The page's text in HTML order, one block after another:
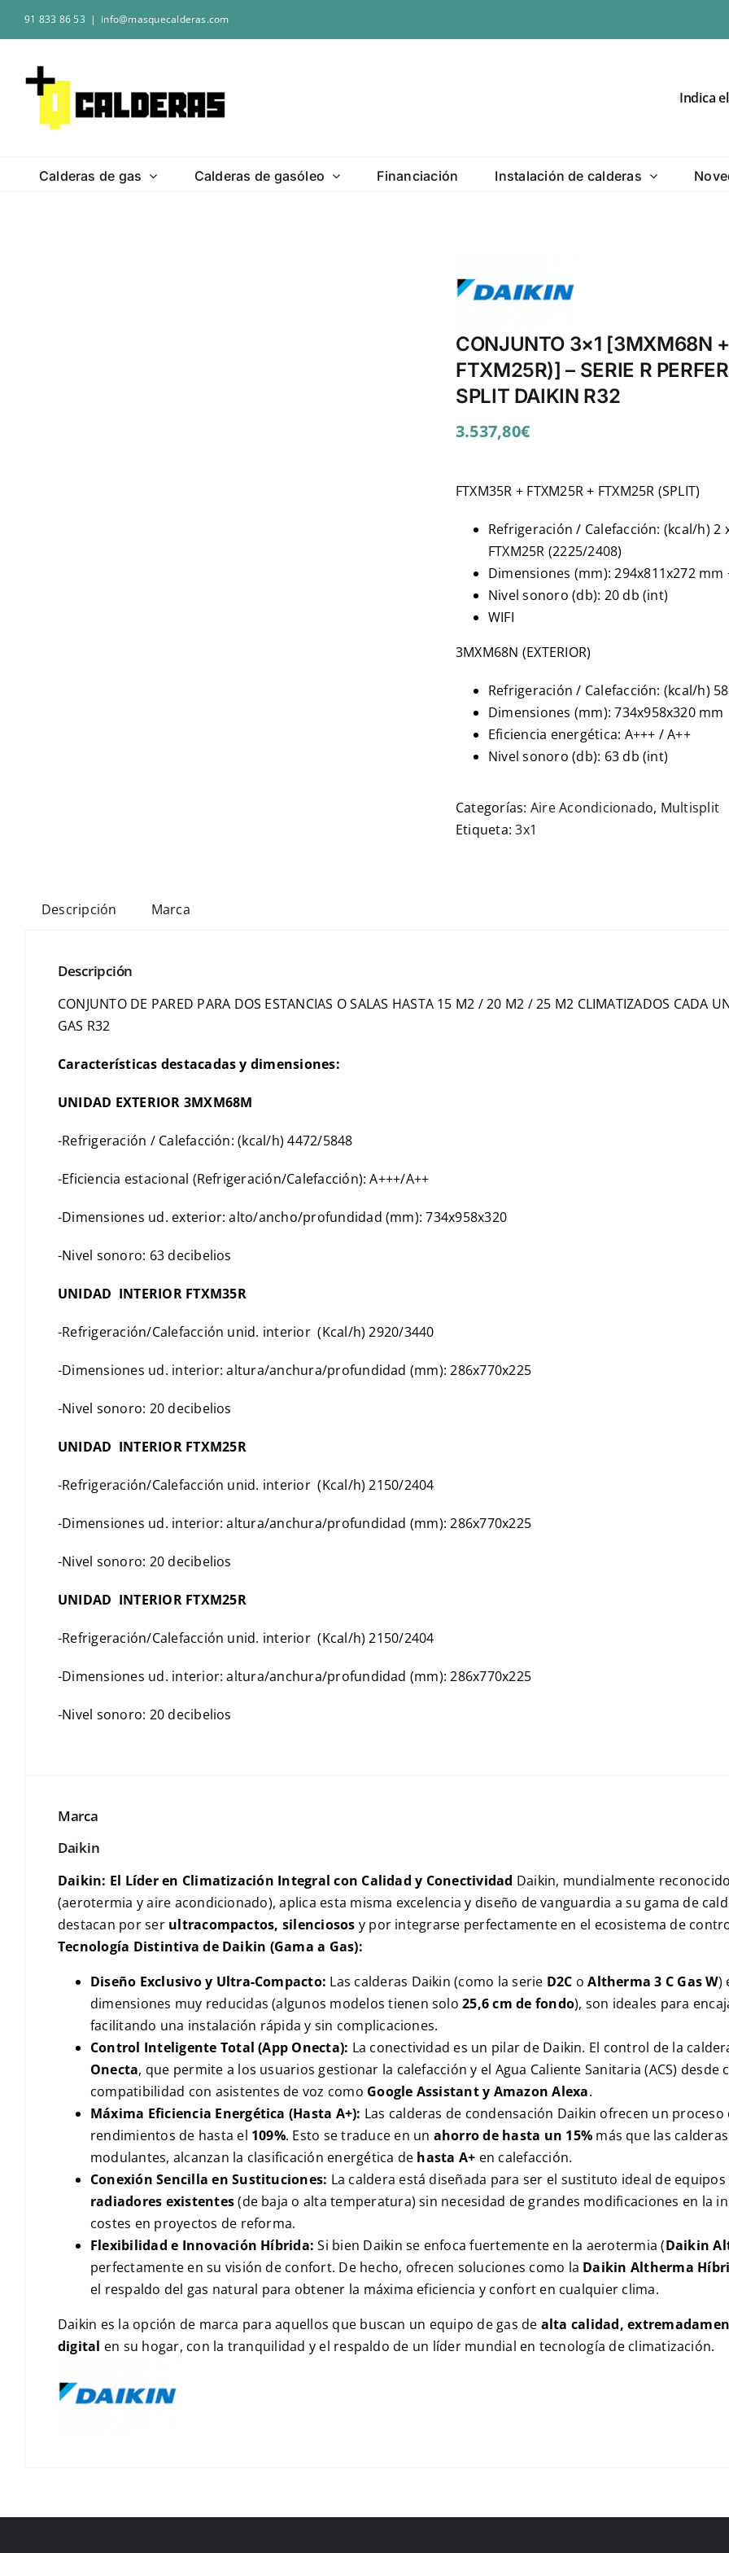
91 833 86 53 | info@masquecalderas.com
Indica
Calderas de gas Calderas de gasóleo Financiación Instalación de calderas
CONJUNTO 3×1 [3MXM68N
FTXM25R)] – SERIE R
SPLIT DAIKIN R32
3.537,80€
FTXM35R + FTXM25R + FTXM25R (SPLIT)
Refrigeración / Calefacción: (kcal/h) 2
FTXM25R (2225/2408)
Dimensiones (mm): 294x811x272
Nivel sonoro (db): 20 db (int)
WIFI
3MXM68N (EXTERIOR)
Refrigeración / Calefacción: (kcal/h)
Dimensiones (mm): 734x958x320 mm
Eficiencia energética: A+++ / A++
Nivel sonoro (db): 63 db (int)
Categorías: Aire Acondicionado, Multisplit
Etiqueta:3x1
Descripción Marca
Descripción
CONJUNTO DE PARED PARA DOS ESTANCIAS O SALAS HASTA 15 M2 / 20 M2 / 25 M2 CLIMATIZADOS CADA
GAS R32
Características destacadas y dimensiones:
UNIDAD EXTERIOR 3MXM68M
-Refrigeración / Calefacción: (kcal/h) 4472/5848
-Eficiencia estacional (Refrigeración/Calefacción): A+++/A++
-Dimensiones ud. exterior: alto/ancho/profundidad (mm): 734x958x320
-Nivel sonoro: 63 decibelios
UNIDAD INTERIOR FTXM35R
-Refrigeración/Calefacción unid. interior (Kcal/h) 2920/3440
-Dimensiones ud. interior: altura/anchura/profundidad (mm): 286x770x225
-Nivel sonoro: 20 decibelios
UNIDAD INTERIOR FTXM25R
-Refrigeración/Calefacción unid. interior (Kcal/h) 2150/2404
-Dimensiones ud. interior: altura/anchura/profundidad (mm): 286x770x225
-Nivel sonoro: 20 decibelios
UNIDAD INTERIOR FTXM25R
-Refrigeración/Calefacción unid. interior (Kcal/h) 2150/2404
-Dimensiones ud. interior: altura/anchura/profundidad (mm): 286x770x225
-Nivel sonoro: 20 decibelios
Marca
Daikin
Daikin: El Líder en Climatización Integral con Calidad y Conectividad Daikin, mundialmente
(aerotermia y aire acondicionado), aplica esta misma excelencia y diseño de vanguardia a su gama de
destacan por ser ultracompactos, silenciosos y por integrarse perfectamente en el ecosistema de
Tecnología Distintiva de Daikin (Gama a Gas):
Diseño Exclusivo y Ultra-Compacto: Las calderas Daikin (como la serie D2C oAltherma 3 C Gas W)
dimensiones muy reducidas (algunos modelos tienen solo25,6 cm de fondo), son ideales para
facilitando una instalación rápida y sin complicaciones.
Control Inteligente Total (App Onecta): La conectividad es un pilar de Daikin. El control de la
Onecta, que permite a los usuarios gestionar la calefacción y el Agua Caliente Sanitaria (ACS)
compatibilidad con asistentes de voz como Google Assistant y Amazon Alexa.
Máxima Eficiencia Energética (Hasta A+): Las calderas de condensación Daikin ofrecen un
rendimientos de hasta el 109%. Esto se traduce en un ahorro de hasta un 15% más que las
modulantes, alcanzan la clasificación energética de hasta A+ en calefacción.
Conexión Sencilla en Sustituciones: La caldera está diseñada para ser el sustituto ideal de
radiadores existentes(de baja o alta temperatura) sin necesidad de grandes modificaciones en la
costes en proyectos de reforma.
Flexibilidad e Innovación Híbrida: Si bien Daikin se enfoca fuertemente en la aerotermia (Daikin
perfectamente en su visión de confort. De hecho, ofrecen soluciones como la Daikin Altherma
el respaldo del gas natural para obtener la máxima eficiencia y confort en cualquier clima.
Daikin es la opción de marca para aquellos que buscan un equipo de gas de alta calidad,
digital en su hogar, con la tranquilidad y el respaldo de un líder mundial en tecnología de climatización.